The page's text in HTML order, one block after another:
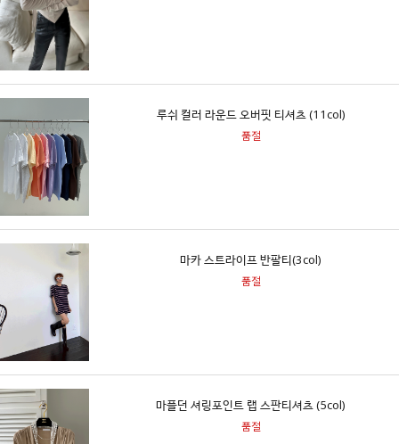
루쉬 컬러 라운드 오버핏 티셔츠 (11col)
품절
마카 스트라이프 반팔티(3col)
품절
마플던 셔링포인트 랩 스판티셔츠 (5col)
품절